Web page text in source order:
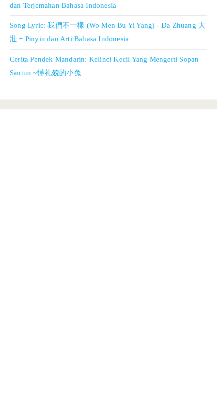
dan Terjemahan Bahasa Indonesia
Song Lyric: 我們不一樣 (Wo Men Bu Yi Yang) - Da Zhuang 大
壯 + Pinyin dan Arti Bahasa Indonesia
Cerita Pendek Mandarin: Kelinci Kecil Yang Mengerti Sopan
Santun ~懂礼貌的小兔